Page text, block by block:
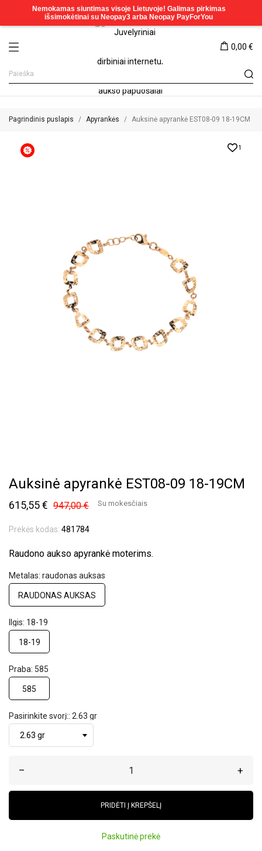
0,00 €
Pagrindinis puslapis Apyrankės Auksinė apyrankė EST08-09 18-19CM
1
Auksinė apyrankė EST08-09 18-19CM
615,55 € 947,00 € Su mokesčiais
Prekės kodas: 481784
Raudono aukso apyrankė moterims.
Metalas: raudonas auksas
RAUDONAS AUKSAS
Ilgis: 18-19
18-19
Praba: 585
585
Pasirinkite svorį:: 2.63 gr
– +
PRIDĖTI Į KREPŠELĮ
Paskutinė prekė